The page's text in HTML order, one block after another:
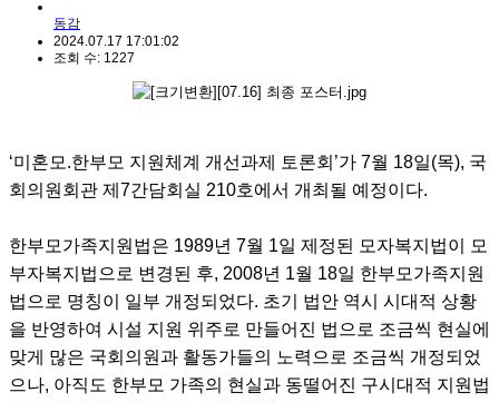
동감
2024.07.17 17:01:02
조회 수: 1227
‘미혼모.한부모 지원체계 개선과제 토론회’가 7월 18일(목), 국
회의원회관 제7간담회실 210호에서 개최될 예정이다.
한부모가족지원법은 1989년 7월 1일 제정된 모자복지법이 모
부자복지법으로 변경된 후, 2008년 1월 18일 한부모가족지원
법으로 명칭이 일부 개정되었다. 초기 법안 역시 시대적 상황
을 반영하여 시설 지원 위주로 만들어진 법으로 조금씩 현실에
맞게 많은 국회의원과 활동가들의 노력으로 조금씩 개정되었
으나, 아직도 한부모 가족의 현실과 동떨어진 구시대적 지원법